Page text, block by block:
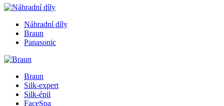
Náhradní díly
Braun
Panasonic
Braun
Silk-expert
Silk-épil
FaceSpa